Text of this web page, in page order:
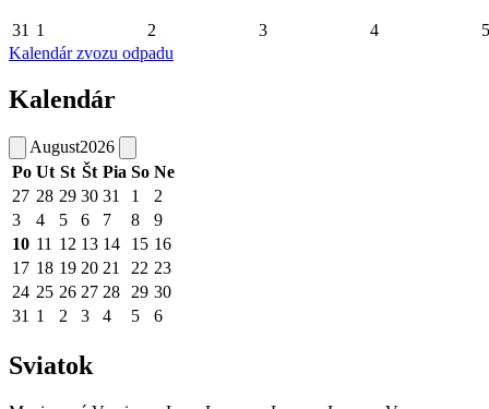
31 1 2 3 4
5
Kalendár zvozu odpadu
Kalendár
August2026
Po Ut St Št Pia So Ne
27 28 29 30 31 1
2
3
4 5 6 7 8
9
10 11 12 13 14 15 16
17 18 19 20 21 22 23
24 25 26 27 28 29 30
31 1 2 3 4 5 6
Sviatok